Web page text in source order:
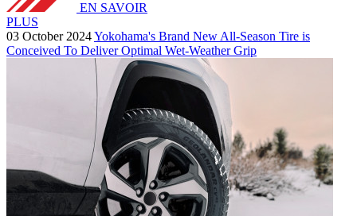
EN SAVOIR
PLUS
03 October 2024Yokohama's Brand New All-Season Tire is
Conceived To Deliver Optimal Wet-Weather Grip